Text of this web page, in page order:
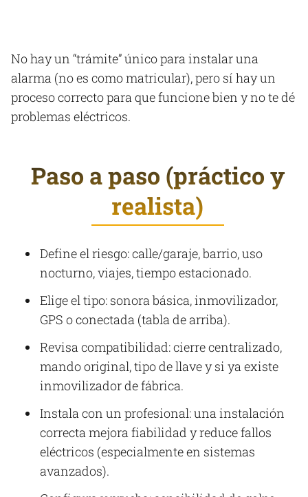
No hay un “trámite” único para instalar una
alarma (no es como matricular), pero sí hay un
proceso correcto para que funcione bien y no te dé
problemas eléctricos.
Paso a paso (práctico y
realista)
Define el riesgo: calle/garaje, barrio, uso
nocturno, viajes, tiempo estacionado.
Elige el tipo: sonora básica, inmovilizador,
GPS o conectada (tabla de arriba).
Revisa compatibilidad: cierre centralizado,
mando original, tipo de llave y si ya existe
inmovilizador de fábrica.
Instala con un profesional: una instalación
correcta mejora fiabilidad y reduce fallos
eléctricos (especialmente en sistemas
avanzados).​